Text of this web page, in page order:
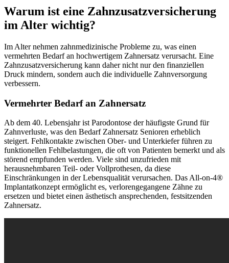
Warum ist eine Zahnzusatzversicherung
im Alter wichtig?
Im Alter nehmen zahnmedizinische Probleme zu, was einen
vermehrten Bedarf an hochwertigem Zahnersatz verursacht. Eine
Zahnzusatzversicherung kann daher nicht nur den finanziellen
Druck mindern, sondern auch die individuelle Zahnversorgung
verbessern.
Vermehrter Bedarf an Zahnersatz
Ab dem 40. Lebensjahr ist Parodontose der häufigste Grund für
Zahnverluste, was den Bedarf Zahnersatz Senioren erheblich
steigert. Fehlkontakte zwischen Ober- und Unterkiefer führen zu
funktionellen Fehlbelastungen, die oft von Patienten bemerkt und als
störend empfunden werden. Viele sind unzufrieden mit
herausnehmbaren Teil- oder Vollprothesen, da diese
Einschränkungen in der Lebensqualität verursachen. Das All-on-4®
Implantatkonzept ermöglicht es, verlorengegangene Zähne zu
ersetzen und bietet einen ästhetisch ansprechenden, festsitzenden
Zahnersatz.